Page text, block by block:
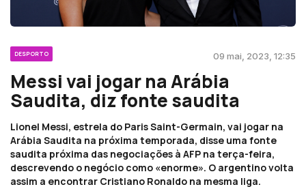
DESPORTO 09 mai, 2023, 12:35
Messi vai jogar na Arábia
Saudita, diz fonte saudita
Lionel Messi, estrela do Paris Saint-Germain, vai jogar na
Arábia Saudita na próxima temporada, disse uma fonte
saudita próxima das negociações à AFP na terça-feira,
descrevendo o negócio como «enorme». O argentino volta
assim a encontrar Cristiano Ronaldo na mesma liga.